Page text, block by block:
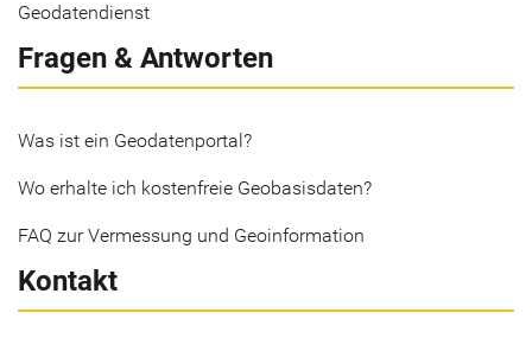
Geodatendienst
Fragen & Antworten
Was ist ein Geodatenportal?
Wo erhalte ich kostenfreie Geobasisdaten?
FAQ zur Vermessung und Geoinformation
Kontakt